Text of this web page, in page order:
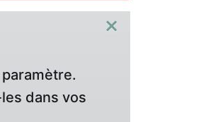
×
dans vos